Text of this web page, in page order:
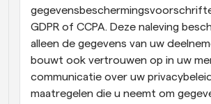
GDPR of CCPA. Deze naleving
alleen de gegevens van uw
bouwt ook vertrouwen op in uw
communicatie over uw
maatregelen die u neemt om